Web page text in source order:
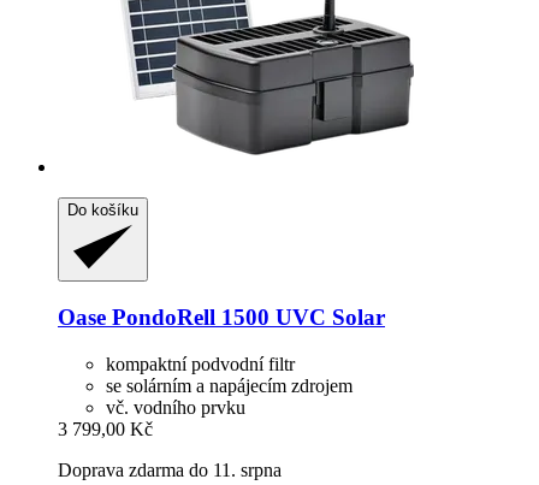
Do košíku
Oase PondoRell 1500 UVC Solar
kompaktní podvodní filtr
se solárním a napájecím zdrojem
vč. vodního prvku
3 799,00 Kč
Doprava zdarma do 11. srpna